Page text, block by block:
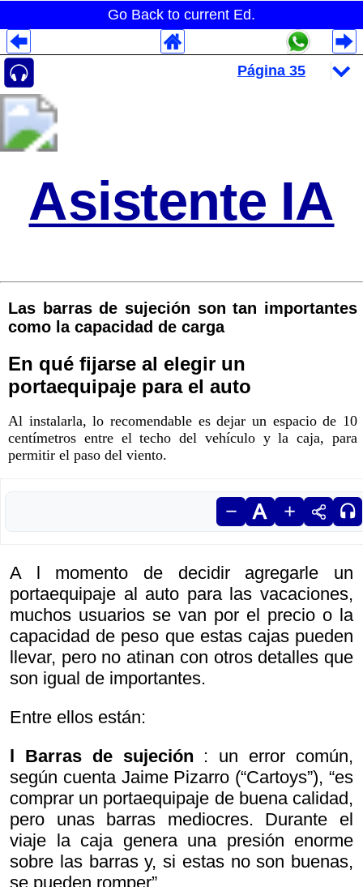
Go Back to current Ed.
Asistente IA
Las barras de sujeción son tan importantes
como la capacidad de carga
En qué fijarse al elegir un
portaequipaje para el auto
Al instalarla, lo recomendable es dejar un espacio de 10
centímetros entre el techo del vehículo y la caja, para
permitir el paso del viento.
A l momento de decidir agregarle un
portaequipaje al auto para las vacaciones,
muchos usuarios se van por el precio o la
capacidad de peso que estas cajas pueden
llevar, pero no atinan con otros detalles que
son igual de importantes.
Entre ellos están:
l Barras de sujeción : un error común,
según cuenta Jaime Pizarro (“Cartoys”), “es
comprar un portaequipaje de buena calidad,
pero unas barras mediocres. Durante el
viaje la caja genera una presión enorme
sobre las barras y, si estas no son buenas,
se pueden romper”.
Despliegues Analytics
Despliegues Totales
Despliegues por Rubros